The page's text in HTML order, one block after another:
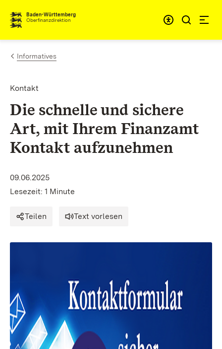
Zum Inhalt springen
Baden-Württemberg
Oberfinanzdirektion
Informatives
Kontakt
Die schnelle und sichere
Art, mit Ihrem Finanzamt
Kontakt aufzunehmen
09.06.2025
Lesezeit: 1 Minute
Teilen Text vorlesen